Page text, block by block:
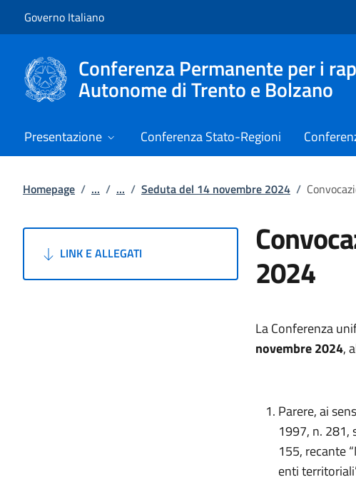
Governo Italiano
Conferenza Permanente per i
Autonome di Trento e Bolzano
Presentazione Conferenza Stato-Regioni
Homepage / ... / ... / Seduta del 14 novembre 2024 /
LINK E ALLEGATI 2024
La Conferenza
novembre 2024,
Parere, ai
1997, n. 281,
155, recante
enti